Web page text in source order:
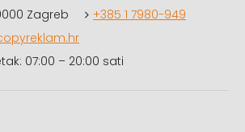
Zagreb
+385 1 7980-949
07:00 – 20:00 sati